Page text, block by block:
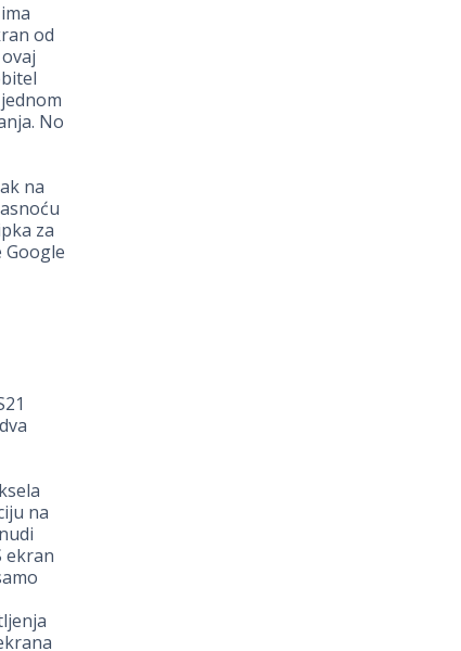
od
No
na
za
na
ekran